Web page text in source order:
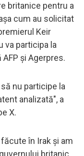
britanice pentru a
cum au solicitat
Keir
va participa la
și Agerpres.
nu participe la
analizată", a
X.
în Irak şi am
britanic.